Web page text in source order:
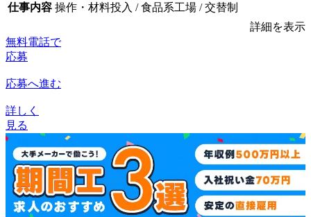
仕事内容 操作・材料投入 / 食品系工場 / 交替制
詳細を表示
無料電話で
応募
応募へ進む
詳しく
見る